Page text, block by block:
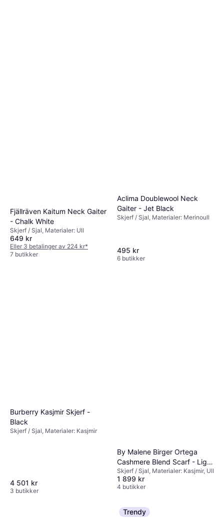
Fjällräven Kaitum Neck Gaiter
- Chalk White
Skjerf / Sjal, Materialer: Ull
649 kr
Eller 3 betalinger av 224 kr*
7 butikker
Aclima Doublewool Neck
Gaiter - Jet Black
Skjerf / Sjal, Materialer: Merinoull
495 kr
6 butikker
Burberry Kasjmir Skjerf -
Black
Skjerf / Sjal, Materialer: Kasjmir
4 501 kr
3 butikker
By Malene Birger Ortega
Cashmere Blend Scarf - Light
Grey Melange
Skjerf / Sjal, Materialer: Kasjmir, Ull
1 899 kr
4 butikker
Trendy